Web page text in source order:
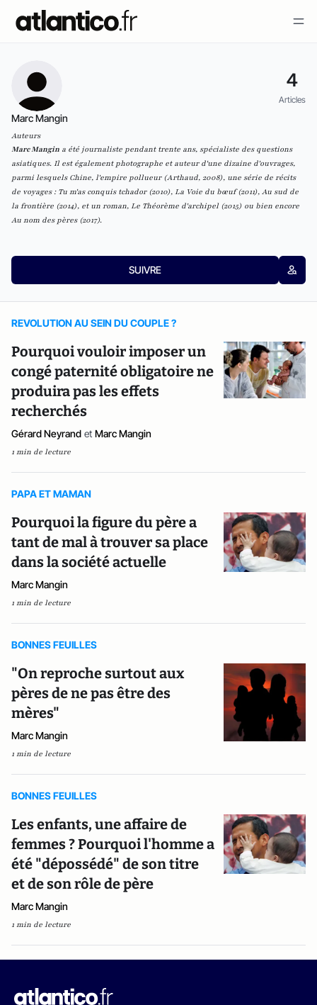
4
Articles
Marc Mangin
Auteurs
Marc Mangin a été journaliste pendant trente ans, spécialiste des questions
asiatiques. Il est également photographe et auteur d'une dizaine d'ouvrages,
parmi lesquels Chine, l'empire pollueur (Arthaud, 2008), une série de récits
de voyages : Tu m'as conquis tchador (2010), La Voie du bœuf (2011), Au sud de
la frontière (2014), et un roman, Le Théorème d'archipel (2015) ou bien encore
Au nom des pères (2017).
SUIVRE
REVOLUTION AU SEIN DU COUPLE ?
Pourquoi vouloir imposer un
congé paternité obligatoire ne
produira pas les effets
recherchés
Gérard Neyrand et Marc Mangin
1 min de lecture
PAPA ET MAMAN
Pourquoi la figure du père a
tant de mal à trouver sa place
dans la société actuelle
Marc Mangin
1 min de lecture
BONNES FEUILLES
"On reproche surtout aux
pères de ne pas être des
mères"
Marc Mangin
1 min de lecture
BONNES FEUILLES
Les enfants, une affaire de
femmes ? Pourquoi l'homme a
été "dépossédé" de son titre
et de son rôle de père
Marc Mangin
1 min de lecture